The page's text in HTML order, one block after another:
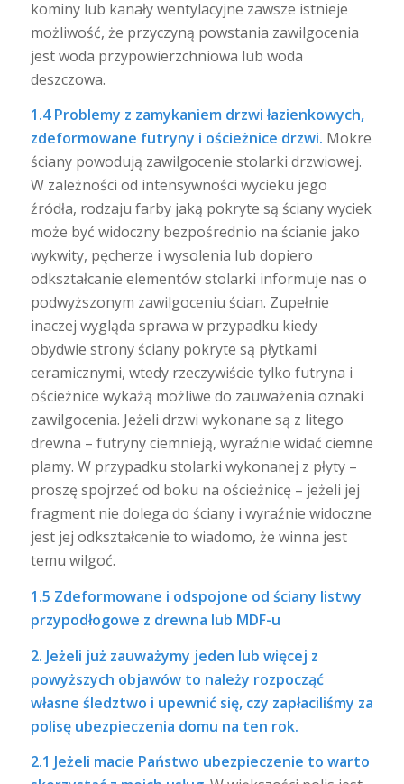
kominy lub kanały wentylacyjne zawsze istnieje
możliwość, że przyczyną powstania zawilgocenia
jest woda przypowierzchniowa lub woda
deszczowa.
1.4 Problemy z zamykaniem drzwi łazienkowych,
zdeformowane futryny i ościeżnice drzwi. Mokre
ściany powodują zawilgocenie stolarki drzwiowej.
W zależności od intensywności wycieku jego
źródła, rodzaju farby jaką pokryte są ściany wyciek
może być widoczny bezpośrednio na ścianie jako
wykwity, pęcherze i wysolenia lub dopiero
odkształcanie elementów stolarki informuje nas o
podwyższonym zawilgoceniu ścian. Zupełnie
inaczej wygląda sprawa w przypadku kiedy
obydwie strony ściany pokryte są płytkami
ceramicznymi, wtedy rzeczywiście tylko futryna i
ościeżnice wykażą możliwe do zauważenia oznaki
zawilgocenia. Jeżeli drzwi wykonane są z litego
drewna – futryny ciemnieją, wyraźnie widać ciemne
plamy. W przypadku stolarki wykonanej z płyty –
proszę spojrzeć od boku na ościeżnicę – jeżeli jej
fragment nie dolega do ściany i wyraźnie widoczne
jest jej odkształcenie to wiadomo, że winna jest
temu wilgoć.
1.5 Zdeformowane i odspojone od ściany listwy
przypodłogowe z drewna lub MDF-u
2. Jeżeli już zauważymy jeden lub więcej z
powyższych objawów to należy rozpocząć
własne śledztwo i upewnić się, czy zapłaciliśmy za
polisę ubezpieczenia domu na ten rok.
2.1 Jeżeli macie Państwo ubezpieczenie to warto